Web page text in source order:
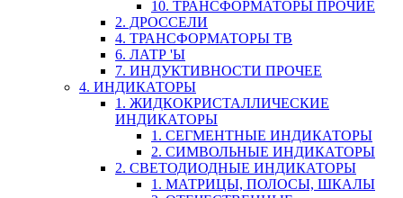
10. ТРАНСФОРМАТОРЫ ПРОЧИЕ
2. ДРОССЕЛИ
4. ТРАНСФОРМАТОРЫ ТВ
6. ЛАТР 'Ы
7. ИНДУКТИВНОСТИ ПРОЧЕЕ
4. ИНДИКАТОРЫ
1. ЖИДКОКРИСТАЛЛИЧЕСКИЕ
ИНДИКАТОРЫ
1. СЕГМЕНТНЫЕ ИНДИКАТОРЫ
2. СИМВОЛЬНЫЕ ИНДИКАТОРЫ
2. СВЕТОДИОДНЫЕ ИНДИКАТОРЫ
1. МАТРИЦЫ, ПОЛОСЫ, ШКАЛЫ